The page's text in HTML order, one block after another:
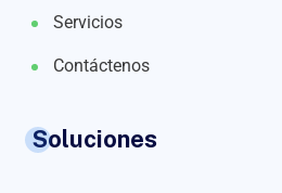
Servicios
Contáctenos
Soluciones